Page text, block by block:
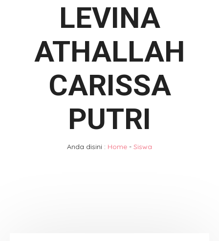
LEVINA
ATHALLAH
CARISSA
PUTRI
Anda disini : Home - Siswa